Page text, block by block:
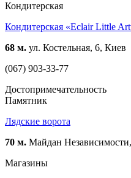
Кондитерская
Кондитерская «Eclair Little
68 м. ул. Костельная, 6, Киев
(067) 903-33-77
Достопримечательность
Памятник
Лядские ворота
70 м. Майдан
Магазины